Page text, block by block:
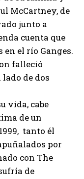
McCartney, de
junto a
cuenta que
en el río Ganges.
falleció
de dos
vida, cabe
de un
tanto él
por
con The
de